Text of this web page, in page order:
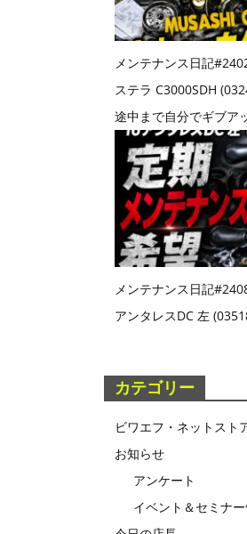
メンテナンス日記
ステラ C3000SDH
途中まで自分でギブア
メンテナンス日記
アンタレスDC 左
カテゴリー
ビワエフ・ネットスト
お知らせ
アンケート
イベント＆セミナ